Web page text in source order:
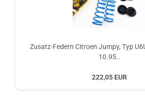
Zusatz-Federn Citroen Jumpy, Typ
10.95..
222,05 EUR